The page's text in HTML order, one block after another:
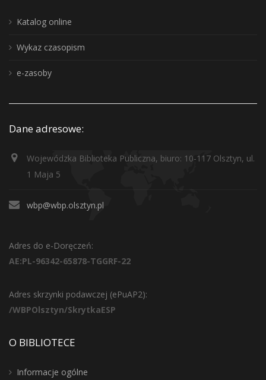
Katalog online
Wykaz czasopism
e-zasoby
Dane adresowe:
Wojewódzka Biblioteka Publiczna, biuro: 10-117 Olsztyn, ul.
1 Maja 5
wbp@wbp.olsztyn.pl
Adres do e-Doręczeń:
AE:PL-96342-65878-TGGRF-22
Adres skrzynki podawczej (ePuAP2):
/WBPOlsztyn/SkrytkaESP
O BIBLIOTECE
Informacje ogólne